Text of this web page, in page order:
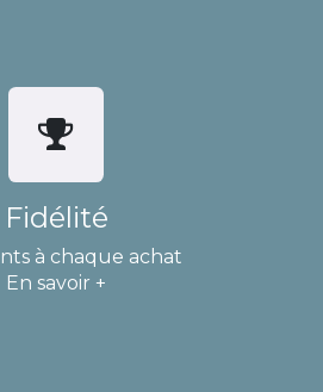
Fidélité
à chaque achat
En savoir +